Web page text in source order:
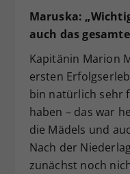
Maruska:
auch das
Kapitänin Marion
ersten
bin natürlich sehr
haben – das war
die Mädels und
Nach der
zunächst noch